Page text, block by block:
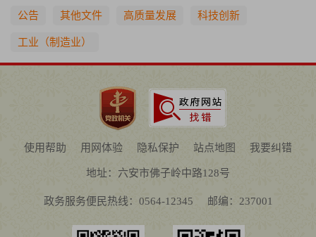
公告 其他文件 高质量发展 科技创新
工业（制造业）
使用帮助 用网体验 隐私保护 站点地图 我要纠错
地址：六安市佛子岭中路128号
政务服务便民热线：0564-12345 邮编：237001